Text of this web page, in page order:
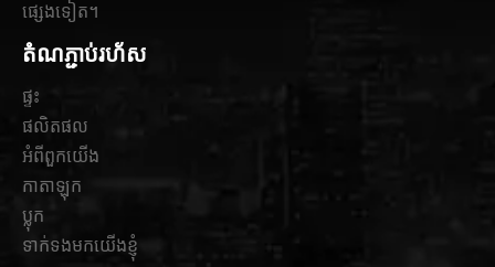
ផ្សេងទៀត។
តំណភ្ជាប់រហ័ស
ផ្ទះ
ផលិតផល
អំពីពួកយើង
កាតាឡុក
ប្លុក
ទាក់ទងមកយើងខ្ញុំ